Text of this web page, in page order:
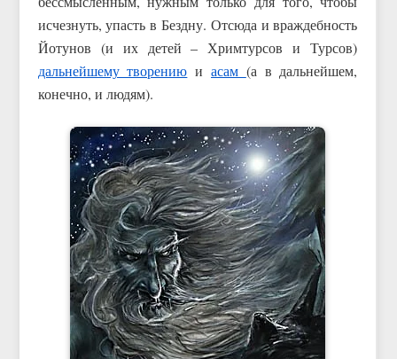
исчезнуть, упасть в Бездну. Отсюда и враждебность
Йотунов (и их детей – Хримтурсов и Турсов)
дальнейшему творению и асам (а в дальнейшем,
конечно, и людям).